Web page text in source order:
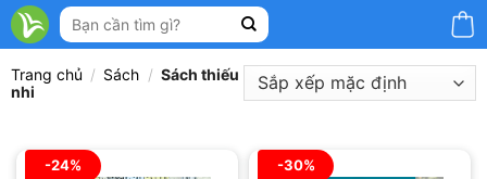
Bỏ
qua
dung
Tìm
kiếm:
Trang chủ / Sách / Sách thiếu
nhi
-24% -30%